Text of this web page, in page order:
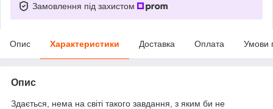
Замовлення під захистом
Опис Характеристики Доставка Оплата Умови
Опис
Здається, нема на світі такого завдання, з яким би не